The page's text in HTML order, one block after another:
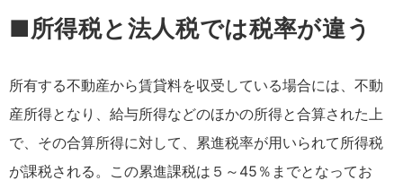
■所得税と法人税では税率が違う
所有する不動産から賃貸料を収受している場合には、不動
産所得となり、給与所得などのほかの所得と合算された上
で、その合算所得に対して、累進税率が用いられて所得税
が課税される。この累進課税は５～45％までとなってお